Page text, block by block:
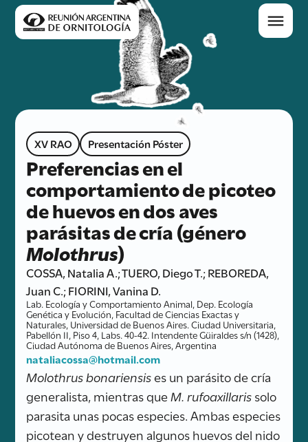
XV RAO Presentación Póster
Preferencias en el
comportamiento de picoteo
de huevos en dos aves
parásitas de cría (género
Molothrus)
COSSA, Natalia A.; TUERO, Diego T.; REBOREDA,
Juan C.; FIORINI, Vanina D.
Lab. Ecología y Comportamiento Animal, Dep. Ecología
Genética y Evolución, Facultad de Ciencias Exactas y
Naturales, Universidad de Buenos Aires. Ciudad Universitaria,
Pabellón II, Piso 4, Labs. 40-42. Intendente Güiraldes s/n (1428),
Ciudad Autónoma de Buenos Aires, Argentina
nataliacossa@hotmail.com
Molothrus bonariensises un parásito de cría
generalista, mientras queM. rufoaxillarissolo
parasita unas pocas especies. Ambas especies
picotean y destruyen algunos huevos del nido